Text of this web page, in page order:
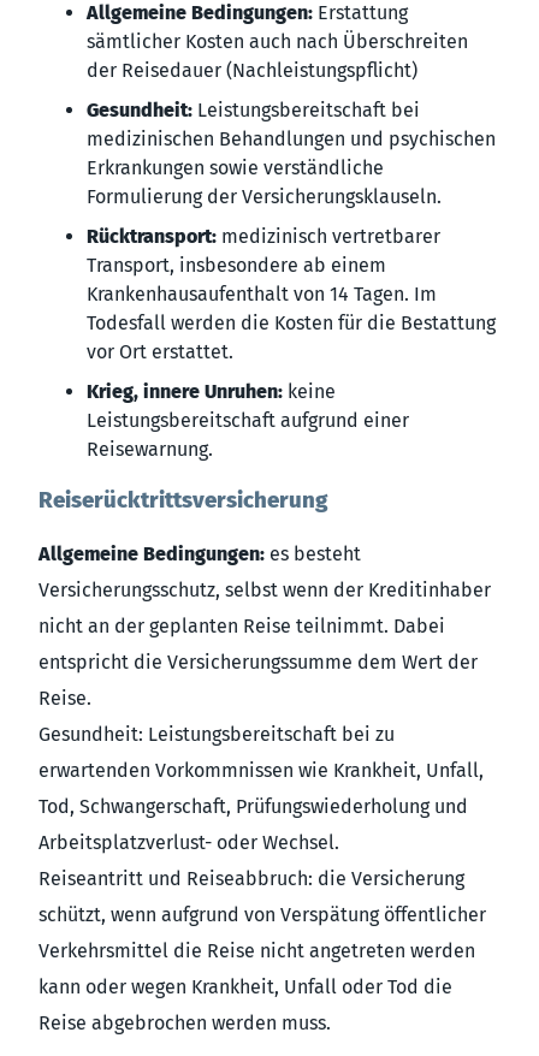
Allgemeine Bedingungen: Erstattung
sämtlicher Kosten auch nach Überschreiten
der Reisedauer (Nachleistungspflicht)
Gesundheit: Leistungsbereitschaft bei
medizinischen Behandlungen und psychischen
Erkrankungen sowie verständliche
Formulierung der Versicherungsklauseln.
Rücktransport: medizinisch vertretbarer
Transport, insbesondere ab einem
Krankenhausaufenthalt von 14 Tagen. Im
Todesfall werden die Kosten für die Bestattung
vor Ort erstattet.
Krieg, innere Unruhen: keine
Leistungsbereitschaft aufgrund einer
Reisewarnung.
Reiserücktrittsversicherung
Allgemeine Bedingungen: es besteht
Versicherungsschutz, selbst wenn der Kreditinhaber
nicht an der geplanten Reise teilnimmt. Dabei
entspricht die Versicherungssumme dem Wert der
Reise.
Gesundheit: Leistungsbereitschaft bei zu
erwartenden Vorkommnissen wie Krankheit, Unfall,
Tod, Schwangerschaft, Prüfungswiederholung und
Arbeitsplatzverlust- oder Wechsel.
Reiseantritt und Reiseabbruch: die Versicherung
schützt, wenn aufgrund von Verspätung öffentlicher
Verkehrsmittel die Reise nicht angetreten werden
kann oder wegen Krankheit, Unfall oder Tod die
Reise abgebrochen werden muss.